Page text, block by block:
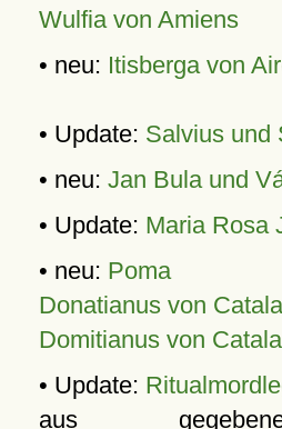
Wulfia von Amiens
• neu: Itisberga von
• Update: Salvius und
• neu: Jan Bula und
• Update: Maria Rosa
• neu: Poma
Donatianus von
Domitianus von
• Update:
aus